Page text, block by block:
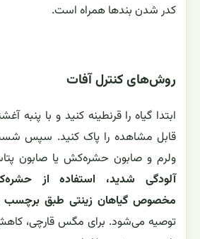
کدر شدن بندها همراه است.
روش‌های کنترل آفات
قابل مشاهده را پاک کنید. سپس
ولرم و صابون حشره‌کش یا صابون
آلودگی شدید، استفاده از
مخصوص گیاهان زینتی طبق برچسب
توصیه می‌شود. برای مگس قارچی، کاهش